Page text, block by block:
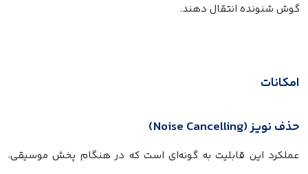
گوش شنونده انتقال دهند.
امکانات
حذف نویز (Noise Cancelling
)
عملکرد این قابلیت به گونه‌ای است که در هنگام پخش موسیقی،